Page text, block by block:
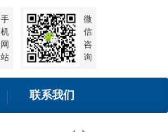
微
信
咨
询
手
机
网
站
联系我们